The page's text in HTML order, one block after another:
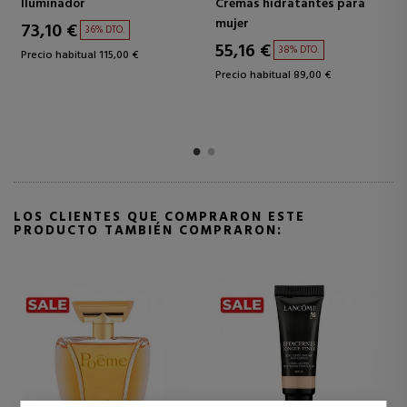
71,45 € 38% DTO.
Precio habitual 115,00 €
30,23 €
Precio habitual 47,00 €
LOS CLIENTES QUE COMPRARON ESTE
PRODUCTO TAMBIÉN COMPRARON: